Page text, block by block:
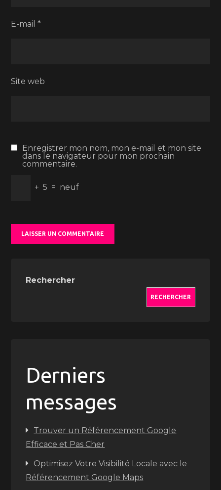
E-mail*
Site web
Enregistrer mon nom, mon e-mail et mon site
dans le navigateur pour mon prochain
commentaire.
+ 5 = neuf
Rechercher
RECHERCHER
Derniers
messages
Trouver un Référencement Google
Efficace et Pas Cher
Optimisez Votre Visibilité Locale avec le
Référencement Google Maps